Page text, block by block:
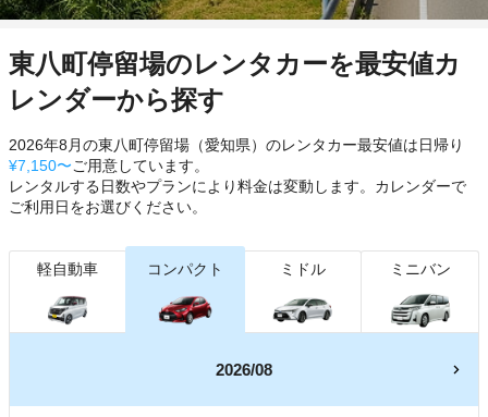
東八町停留場のレンタカーを最安値カ
レンダーから探す
2026年8月の東八町停留場（愛知県）のレンタカー最安値は日帰り
¥7,150〜ご用意しています。
レンタルする日数やプランにより料金は変動します。カレンダーで
ご利用日をお選びください。
軽自動車 コンパクト ミドル ミニバン
2026/08